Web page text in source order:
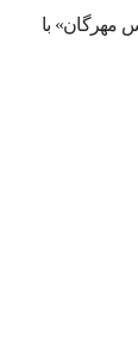
مهرگان» با